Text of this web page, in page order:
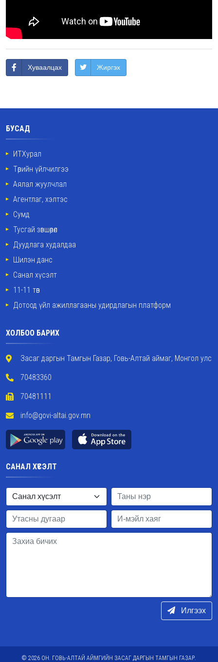
Хуваалцах Жиргэх
БУСАД
ИТХурал
Төрийн үйлчилгээ
Аялал жуулчлал
Агентлаг, хэлтэс
Сумд
Тусгай зөвшөөрөл
Дуудлага худалдаа
Шилэн данс
Санал хүсэлт
11-11 төв
Дотоод үйл ажиллагааны удирдлагын платформ
ХОЛБОО БАРИХ
Засаг даргын Тамгын Газар, Говь-Алтай аймаг, Монгол улс
70483360
70481111
info@govi-altai.gov.mn
САНАЛ ХҮСЭЛТ
Илгээх
© 2026 ОН. ГОВЬ-АЛТАЙ АЙМГИЙН ЗАСАГ ДАРГЫН ТАМГЫН ГАЗАР.